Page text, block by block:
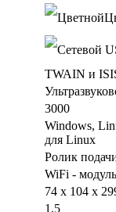
TWAIN и
3000
Windows,
для Linux
Ролик
WiFi -
74 х 104 х
1,5